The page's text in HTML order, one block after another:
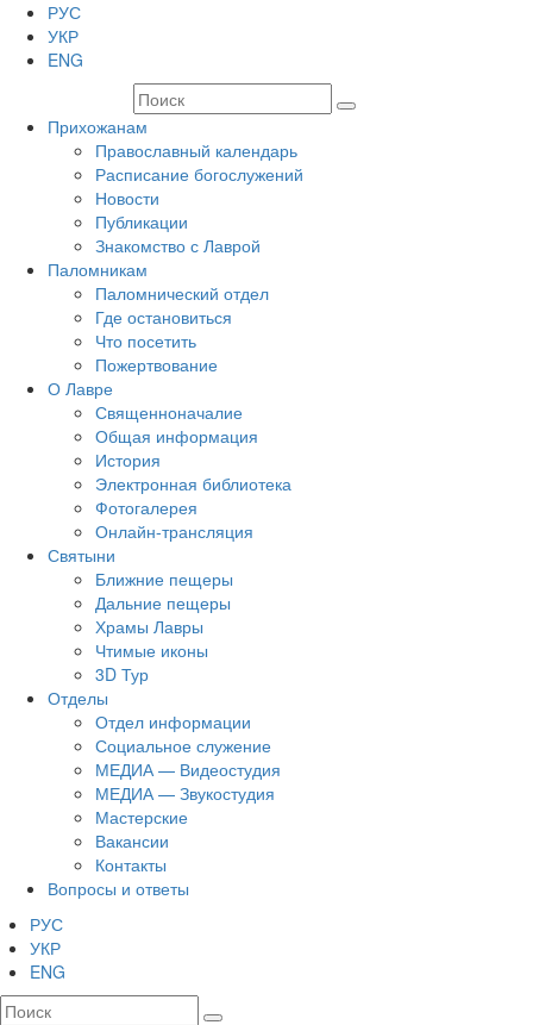
РУС
УКР
ENG
Прихожанам
Православный календарь
Расписание богослужений
Новости
Публикации
Знакомство с Лаврой
Паломникам
Паломнический отдел
Где остановиться
Что посетить
Пожертвование
О Лавре
Священноначалие
Общая информация
История
Электронная библиотека
Фотогалерея
Онлайн-трансляция
Святыни
Ближние пещеры
Дальние пещеры
Храмы Лавры
Чтимые иконы
3D Тур
Отделы
Отдел информации
Социальное служение
МЕДИА — Видеостудия
МЕДИА — Звукостудия
Мастерские
Вакансии
Контакты
Вопросы и ответы
РУС
УКР
ENG